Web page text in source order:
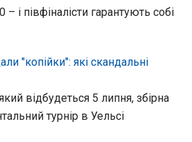
і півфіналісти гарантують собі
"копійки": які скандальні
відбудеться 5 липня, збірна
турнір в Уельсі